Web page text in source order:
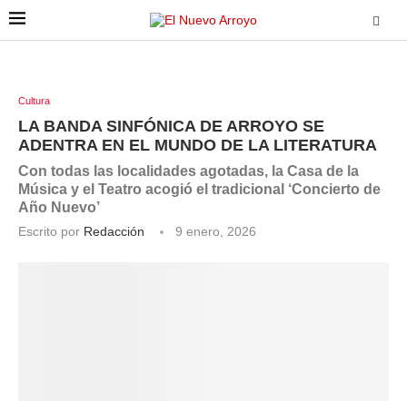
Cultura
LA BANDA SINFÓNICA DE ARROYO SE
ADENTRA EN EL MUNDO DE LA LITERATURA
Con todas las localidades agotadas, la Casa de la
Música y el Teatro acogió el tradicional ‘Concierto de
Año Nuevo’
Escrito por Redacción 9 enero, 2026